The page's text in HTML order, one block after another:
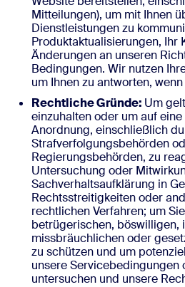
Mitteilungen), um mit Ihnen
Dienstleistungen zu
Produktaktualisierungen, Ihr
Änderungen an unseren
Bedingungen. Wir nutzen
um Ihnen zu antworten,
Rechtliche Gründe: Um
einzuhalten oder um auf
Anordnung, einschließlich
Strafverfolgungsbehörden
Regierungsbehörden, zu
Untersuchung oder
Sachverhaltsaufklärung in
Rechtsstreitigkeiten oder
rechtlichen Verfahren; um
betrügerischen, böswilligen,
missbräuchlichen oder
zu schützen und um
unsere Servicebedingungen
untersuchen und unsere